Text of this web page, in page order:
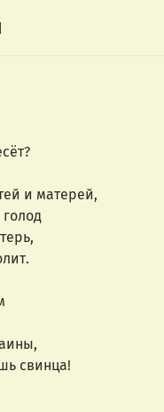
и матерей,
голод
свинца!